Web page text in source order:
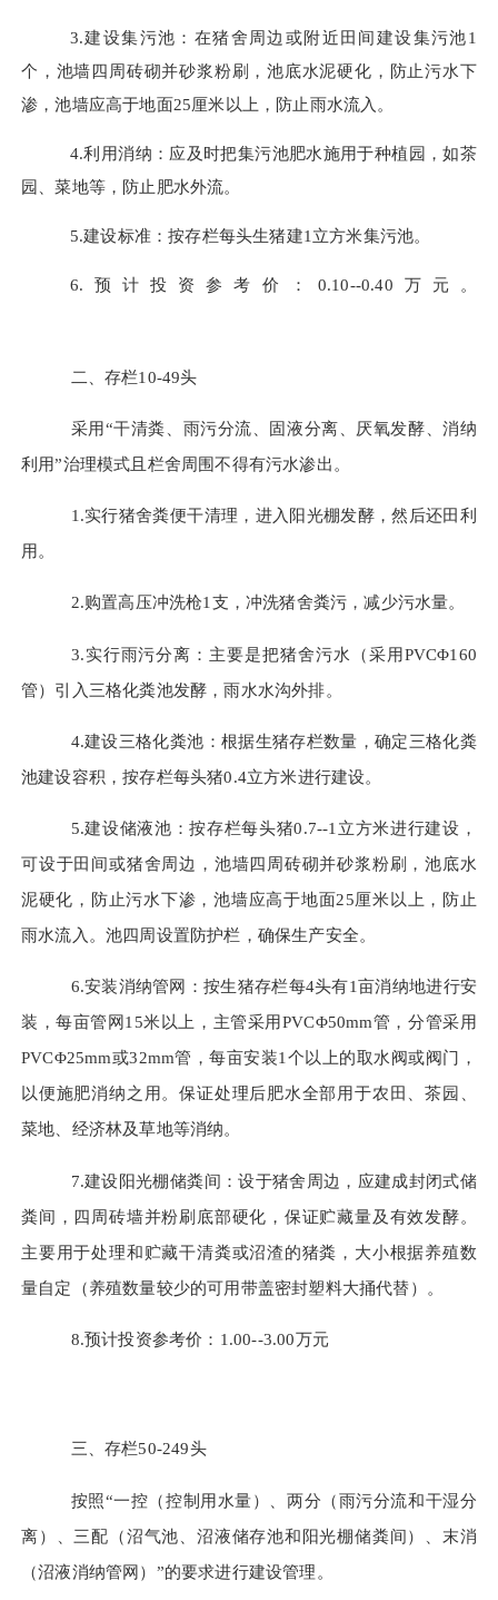
3.建设集污池：在猪舍周边或附近田间建设集污池1
个，池墙四周砖砌并砂浆粉刷，池底水泥硬化，防止污水下
渗，池墙应高于地面25厘米以上，防止雨水流入。
4.利用消纳：应及时把集污池肥水施用于种植园，如茶
园、菜地等，防止肥水外流。
5.建设标准：按存栏每头生猪建1立方米集污池。
6.预计投资参考价：0.10--0.40万元。
二、存栏10-49头
采用“干清粪、雨污分流、固液分离、厌氧发酵、消纳
利用”治理模式且栏舍周围不得有污水渗出。
1.实行猪舍粪便干清理，进入阳光棚发酵，然后还田利
用。
2.购置高压冲洗枪1支，冲洗猪舍粪污，减少污水量。
3.实行雨污分离：主要是把猪舍污水 （采用PVCΦ160
管） 引入三格化粪池发酵，雨水水沟外排。
4.建设三格化粪池：根据生猪存栏数量，确定三格化粪
池建设容积，按存栏每头猪0.4立方米进行建设。
5.建设储液池：按存栏每头猪0.7--1立方米进行建设，
可设于田间或猪舍周边，池墙四周砖砌并砂浆粉刷，池底水
泥硬化，防止污水下渗，池墙应高于地面25厘米以上，防止
雨水流入。池四周设置防护栏，确保生产安全。
6.安装消纳管网：按生猪存栏每4头有1亩消纳地进行安
装，每亩管网15米以上，主管采用PVCΦ50mm管，分管采用
PVCΦ25mm或32mm管，每亩安装1个以上的取水阀或阀门，
以便施肥消纳之用。保证处理后肥水全部用于农田、茶园、
菜地、经济林及草地等消纳。
7.建设阳光棚储粪间：设于猪舍周边，应建成封闭式储
粪间，四周砖墙并粉刷底部硬化，保证贮藏量及有效发酵。
主要用于处理和贮藏干清粪或沼渣的猪粪，大小根据养殖数
量自定（养殖数量较少的可用带盖密封塑料大捅代替）。
8.预计投资参考价：1.00--3.00万元
三、存栏50-249头
按照“一控（控制用水量）、两分（雨污分流和干湿分
离）、三配（沼气池、沼液储存池和阳光棚储粪间）、末消
（沼液消纳管网） ”的要求进行建设管理。